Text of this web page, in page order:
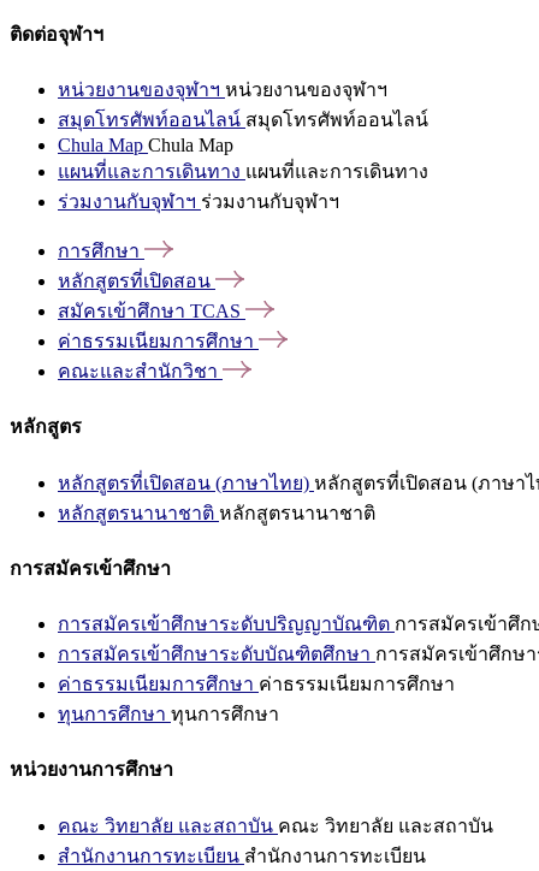
ติดต่อจุฬาฯ
หน่วยงานของจุฬาฯ หน่วยงานของจุฬาฯ
สมุดโทรศัพท์ออนไลน์ สมุดโทรศัพท์ออนไลน์
Chula Map Chula Map
แผนที่และการเดินทาง แผนที่และการเดินทาง
ร่วมงานกับจุฬาฯ ร่วมงานกับจุฬาฯ
การศึกษา
หลักสูตรที่เปิดสอน
สมัครเข้าศึกษา TCAS
ค่าธรรมเนียมการศึกษา
คณะและสำนักวิชา
หลักสูตร
หลักสูตรที่เปิดสอน (ภาษาไทย) หลักสูตรที่เปิดสอน (ภาษาไ
หลักสูตรนานาชาติ หลักสูตรนานาชาติ
การสมัครเข้าศึกษา
การสมัครเข้าศึกษาระดับปริญญาบัณฑิต การสมัครเข้าศึ
การสมัครเข้าศึกษาระดับบัณฑิตศึกษา การสมัครเข้าศึก
ค่าธรรมเนียมการศึกษา ค่าธรรมเนียมการศึกษา
ทุนการศึกษา ทุนการศึกษา
หน่วยงานการศึกษา
คณะ วิทยาลัย และสถาบัน คณะ วิทยาลัย และสถาบัน
สำนักงานการทะเบียน สำนักงานการทะเบียน